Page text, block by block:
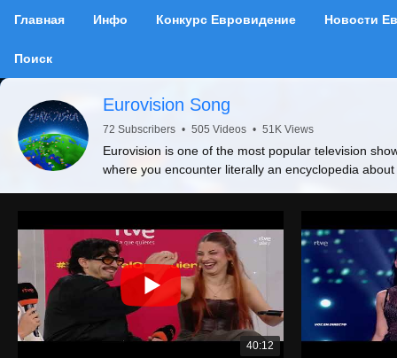
Главная Инфо Конкурс Евровидение Новости
Поиск
Eurovision Song
72 Subscribers • 505 Videos • 51K Views
Eurovision is one of the most popular television
where you encounter literally an encyclopedia
40:12